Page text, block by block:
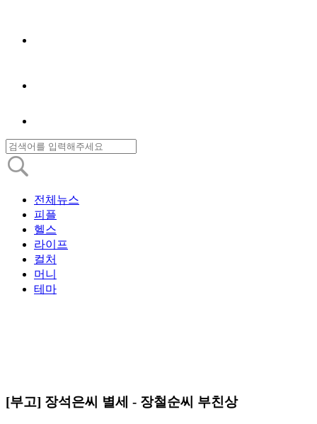
전체뉴스
피플
헬스
라이프
컬처
머니
테마
[부고] 장석은씨 별세 - 장철순씨 부친상